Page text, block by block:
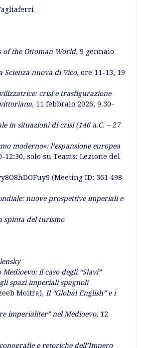
of the Ottoman World, 9 gennaio
Scienza nuova di Vico, ore 11-13, 19
crisi e trasfigurazione
, 11 febbraio 2026, 9.30-
in situazioni di crisi (146 a.C. – 27
moderno»: l’espansione europea
solo su Teams: Lezione del
(Meeting ID: 361 498
nuove prospettive imperiali e
spinta del turismo
il caso degli “Slavi”
spazi imperiali spagnoli
Moitra), Il “Global English” e i
imperialiter” nel Medioevo, 12
e retoriche dell’Impero